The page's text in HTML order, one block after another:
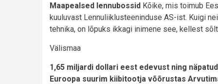
Maapealsed lennubossid Kõike, mis toimub
kuuluvast Lennuliiklusteeninduse AS-ist. Kuigi
tehnika, on lõpuks ikkagi inimene see, kellest
Välismaa
1,65 miljardi dollari eest edevust ning
Euroopa suurim kiibitootja võõrustas